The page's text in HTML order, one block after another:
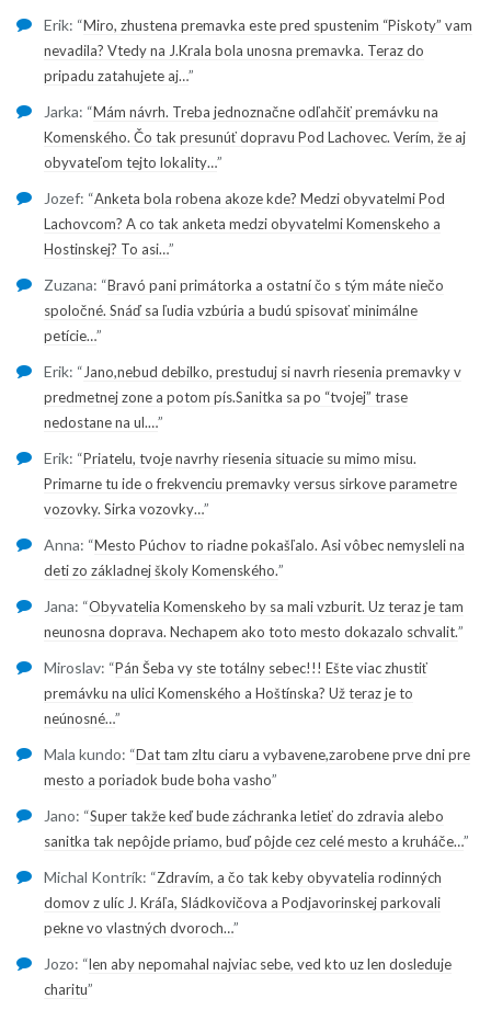
Erik: “Miro, zhustena premavka este pred spustenim “Piskoty” vam
nevadila? Vtedy na J.Krala bola unosna premavka. Teraz do
pripadu zatahujete aj…”
Jarka: “Mám návrh. Treba jednoznačne odľahčiť premávku na
Komenského. Čo tak presunúť dopravu Pod Lachovec. Verím, že aj
obyvateľom tejto lokality…”
Jozef: “Anketa bola robena akoze kde? Medzi obyvatelmi Pod
Lachovcom? A co tak anketa medzi obyvatelmi Komenskeho a
Hostinskej? To asi…”
Zuzana: “Bravó pani primátorka a ostatní čo s tým máte niečo
spoločné. Snáď sa ľudia vzbúria a budú spisovať minimálne
petície…”
Erik: “ Jano,nebud debilko, prestuduj si navrh riesenia premavky v
predmetnej zone a potom pís.Sanitka sa po “tvojej” trase
nedostane na ul.…”
Erik: “Priatelu, tvoje navrhy riesenia situacie su mimo misu.
Primarne tu ide o frekvenciu premavky versus sirkove parametre
vozovky. Sirka vozovky…”
Anna: “Mesto Púchov to riadne pokašľalo. Asi vôbec nemysleli na
deti zo základnej školy Komenského.”
Jana: “Obyvatelia Komenskeho by sa mali vzburit. Uz teraz je tam
neunosna doprava. Nechapem ako toto mesto dokazalo schvalit.”
Miroslav: “Pán Šeba vy ste totálny sebec!!! Ešte viac zhustiť
premávku na ulici Komenského a Hoštínska? Už teraz je to
neúnosné…”
Mala kundo: “Dat tam zltu ciaru a vybavene,zarobene prve dni pre
mesto a poriadok bude boha vasho”
Jano: “Super takže keď bude záchranka letieť do zdravia alebo
sanitka tak nepôjde priamo, buď pôjde cez celé mesto a kruháče…”
Michal Kontrík: “Zdravím, a čo tak keby obyvatelia rodinných
domov z ulíc J. Kráľa, Sládkovičova a Podjavorinskej parkovali
pekne vo vlastných dvoroch…”
Jozo: “len aby nepomahal najviac sebe, ved kto uz len dosleduje
charitu”